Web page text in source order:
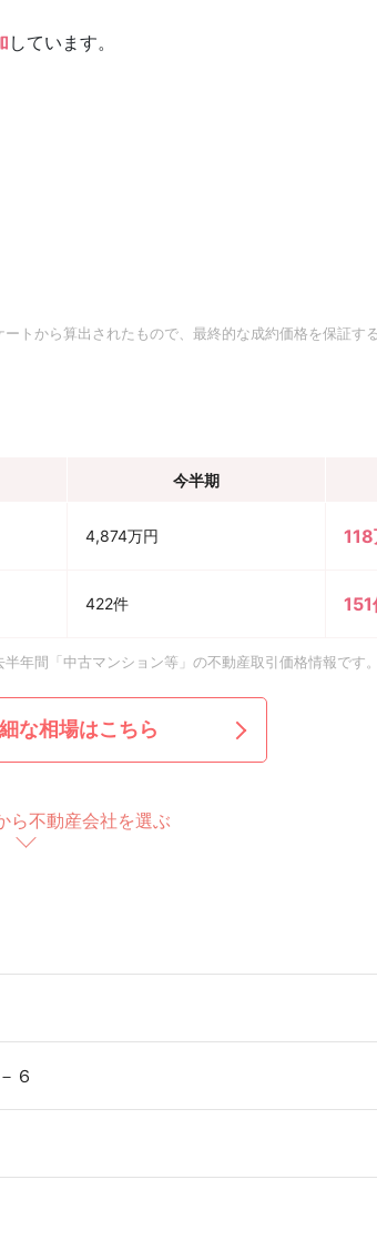
しています。
トから算出されたもので、最終的な成約価格を保証す
今半期
4,874万円
422件
年間「中古マンション等」の不動産取引価格情報です。
な相場はこちら
ら不動産会社を選ぶ
６